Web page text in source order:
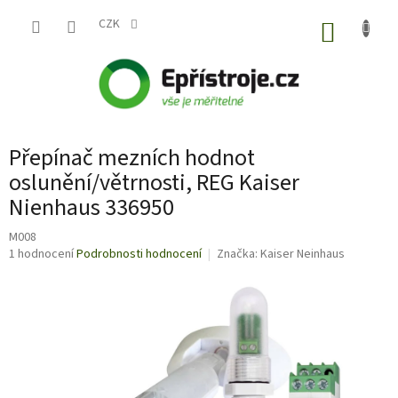
CZK
Přepínač mezních hodnot
oslunění/větrnosti, REG Kaiser
Nienhaus 336950
M008
Průměrné
1 hodnoceníPodrobnosti hodnocení Značka: Kaiser Neinhaus